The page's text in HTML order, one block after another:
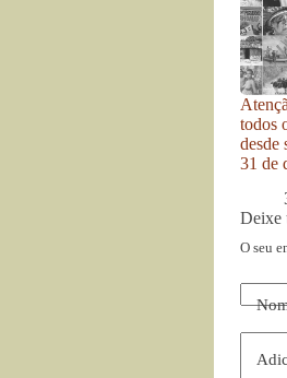
todos
desde
31 de
Deixe
O seu